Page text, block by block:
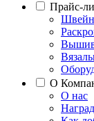
Прайс-
О
О нас